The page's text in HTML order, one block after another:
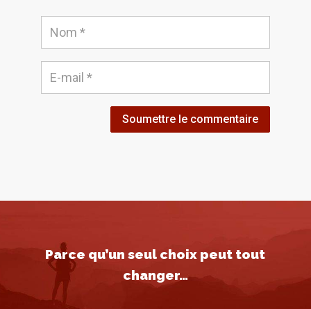
Soumettre le commentaire
Parce qu’un seul choix peut tout
changer…